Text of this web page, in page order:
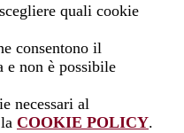
quali cookie
consentono il
e non è possibile
necessari al
COOKIE POLICY.